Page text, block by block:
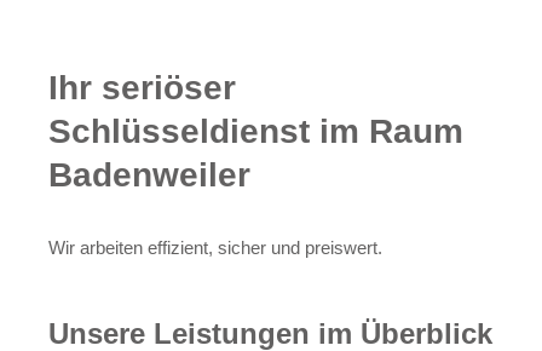
Ihr seriöser
Schlüsseldienst im Raum
Badenweiler
Wir arbeiten effizient, sicher und preiswert.
Unsere Leistungen im Überblick